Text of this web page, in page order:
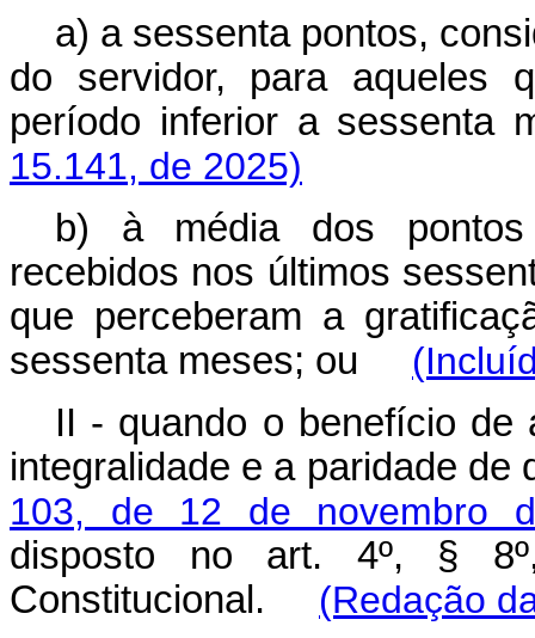
a) a sessenta pontos,
do servidor, para aqueles
período inferior a
15.141, de 2025)
b) à média dos pontos
recebidos nos últimos
que perceberam a
sessenta meses; ou
II - quando o benefício de
integralidade e a paridade de
103, de 12 de novembro
disposto no art. 4º, §
Constitucional. (Redação